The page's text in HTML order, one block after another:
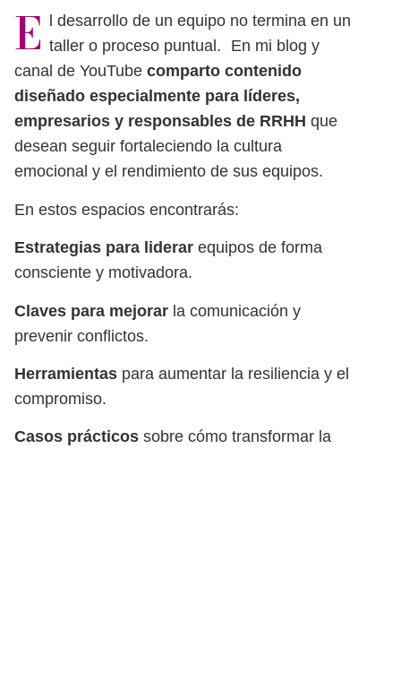
E
l desarrollo de un equipo no termina en un
taller o proceso puntual. En mi blog y
canal de YouTube comparto contenido
diseñado especialmente para líderes,
empresarios y responsables de RRHH que
desean seguir fortaleciendo la cultura
emocional y el rendimiento de sus equipos.
En estos espacios encontrarás:
Estrategias para liderar equipos de forma
consciente y motivadora.
Claves para mejorar la comunicación y
prevenir conflictos.
Herramientas para aumentar la resiliencia y el
compromiso.
Casos prácticos sobre cómo transformar la